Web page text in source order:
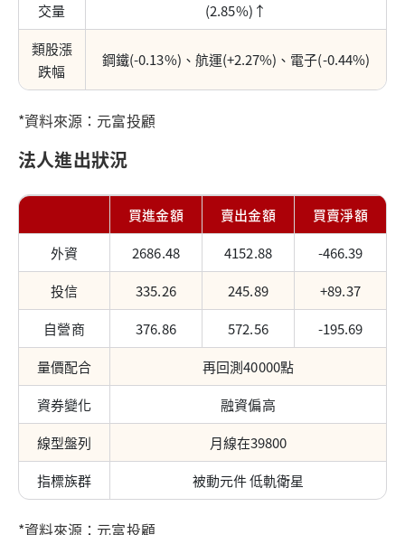
交量
(2.85%)↑
類股漲
跌幅
鋼鐵(-0.13%)、航運(+2.27%)、電子(-0.44%)
*資料來源：元富投顧
法人進出狀況
買進金額 賣出金額
買賣淨額
外資
2686.48 4152.88
-466.39
投信
335.26 245.89
+89.37
自營商
376.86 572.56
-195.69
量價配合
再回測40000點
資券變化
融資偏高
線型盤列
月線在39800
指標族群
被動元件 低軌衛星
*資料來源：元富投顧